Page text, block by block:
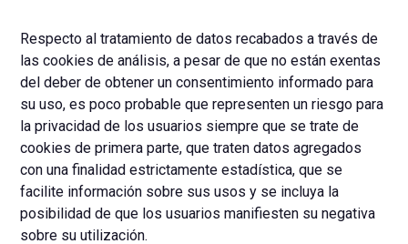
Respecto al tratamiento de datos recabados a través de
las cookies de análisis, a pesar de que no están exentas
del deber de obtener un consentimiento informado para
su uso, es poco probable que representen un riesgo para
la privacidad de los usuarios siempre que se trate de
cookies de primera parte, que traten datos agregados
con una finalidad estrictamente estadística, que se
facilite información sobre sus usos y se incluya la
posibilidad de que los usuarios manifiesten su negativa
sobre su utilización.